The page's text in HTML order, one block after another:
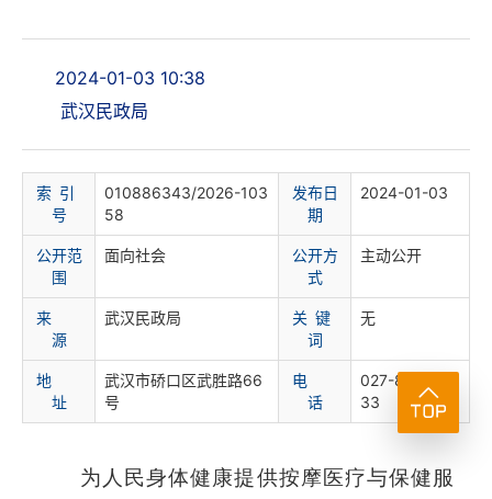
2024-01-03 10:38
武汉民政局
索 引
号
010886343/2026-103
58
发布日
期
2024-01-03
公开范
围
面向社会
公开方
式
主动公开
来
源
武汉民政局
关 键
词
无
地
址
武汉市硚口区武胜路66
号
电
话
027-858316
33
为人民身体健康提供按摩医疗与保健服